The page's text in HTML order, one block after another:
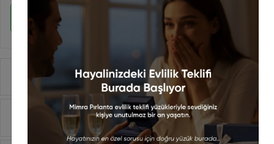
WHATSAPP İLE SİPARİŞ VER
Ürün Özellikleri
Yorumlar